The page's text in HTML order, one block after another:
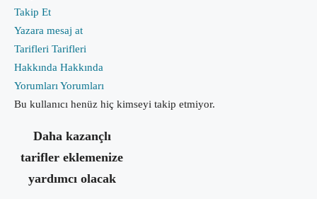
Takip Et
Yazara mesaj at
Tarifleri Tarifleri
Hakkında Hakkında
Yorumları Yorumları
Bu kullanıcı henüz hiç kimseyi takip etmiyor.
Daha kazançlı
tarifler eklemenize
yardımcı olacak